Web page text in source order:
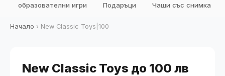
🔍 Намери продукт
🎁 Подарък
образователни игри Подаръци Чаши със снимка
Начало › New Classic Toys|100
New Classic Toys до 100 лв